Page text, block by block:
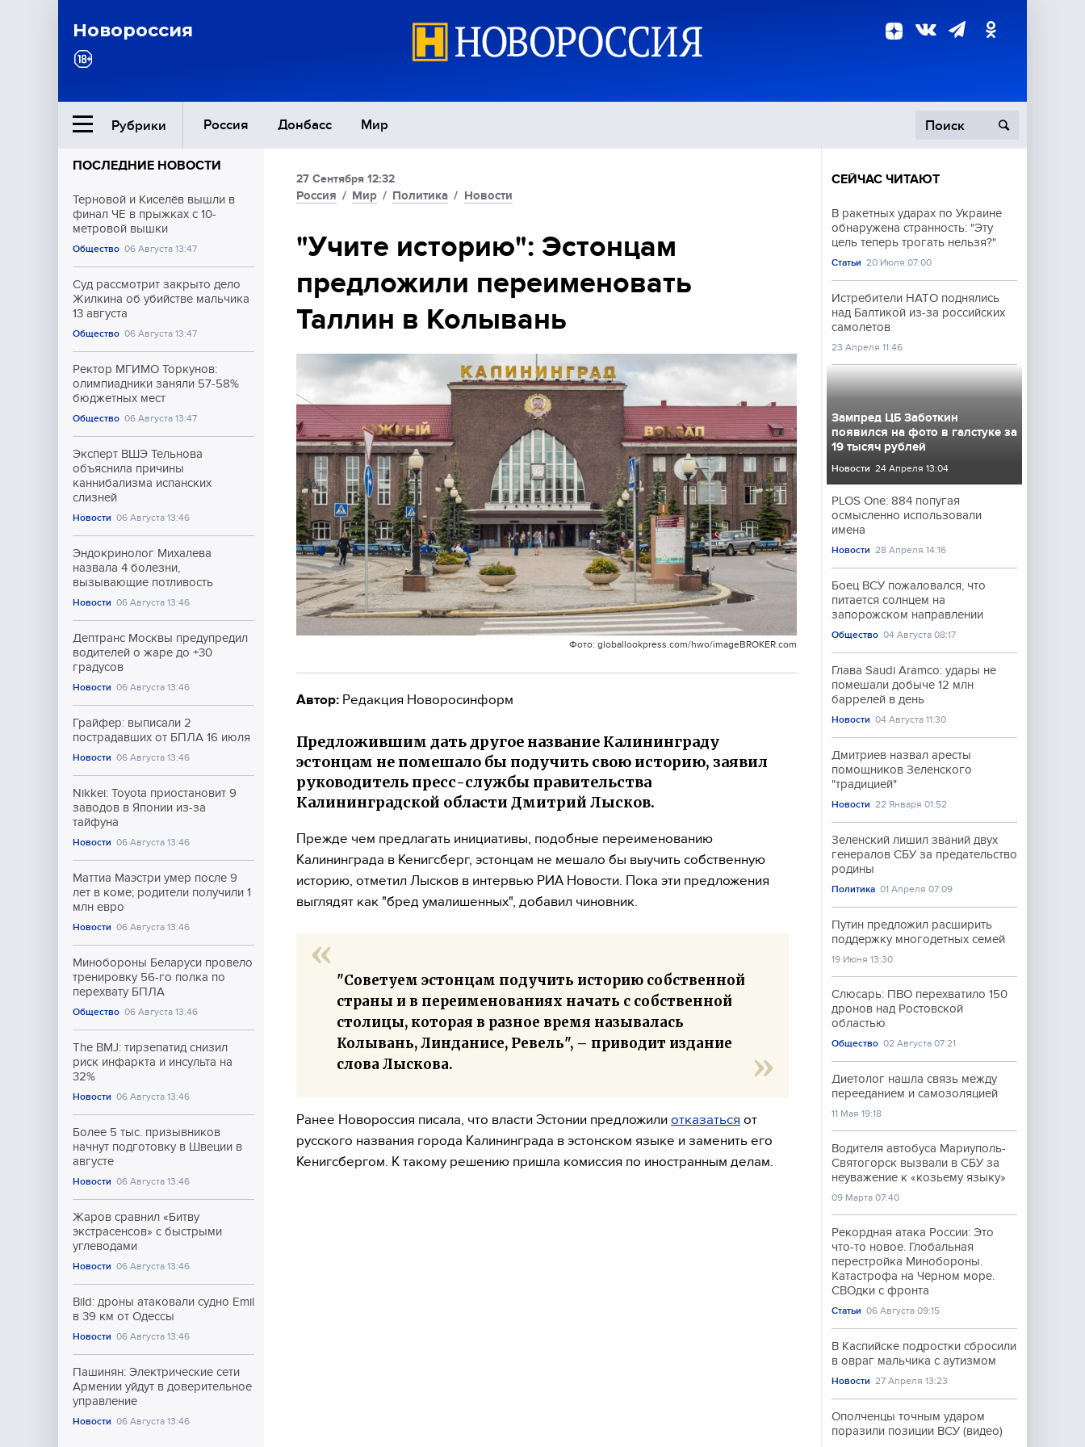
Новороссия
Рубрики Россия Донбасс Мир
Ближний Восток Политика
Общество
Экономика
Происшествия
Культура
Спорт
ПОСЛЕДНИЕ НОВОСТИ
Терновой и Киселёв вышли в
финал ЧЕ в прыжках с 10-
метровой вышки
Общество 06 Августа 13:47
Суд рассмотрит закрыто дело
Жилкина об убийстве мальчика
13 августа
Общество 06 Августа 13:47
Ректор МГИМО Торкунов:
олимпиадники заняли 57-58%
бюджетных мест
Общество 06 Августа 13:47
Эксперт ВШЭ Тельнова
объяснила причины
каннибализма испанских
слизней
Новости 06 Августа 13:46
Эндокринолог Михалева
назвала 4 болезни,
вызывающие потливость
Новости 06 Августа 13:46
Дептранс Москвы предупредил
водителей о жаре до +30
градусов
Новости 06 Августа 13:46
Грайфер: выписали 2
пострадавших от БПЛА 16 июля
Новости 06 Августа 13:46
Nikkei: Toyota приостановит 9
заводов в Японии из-за
тайфуна
Новости 06 Августа 13:46
Маттиа Маэстри умер после 9
лет в коме; родители получили 1
млн евро
Новости 06 Августа 13:46
Минобороны Беларуси провело
тренировку 56-го полка по
перехвату БПЛА
Общество 06 Августа 13:46
The BMJ: тирзепатид снизил
риск инфаркта и инсульта на
32%
Новости 06 Августа 13:46
Более 5 тыс. призывников
начнут подготовку в Швеции в
августе
Новости 06 Августа 13:46
Жаров сравнил «Битву
экстрасенсов» с быстрыми
углеводами
Новости 06 Августа 13:46
Bild: дроны атаковали судно Emil
в 39 км от Одессы
Новости 06 Августа 13:46
Пашинян: Электрические сети
Армении уйдут в доверительное
управление
Новости 06 Августа 13:46
27 Сентября 12:32
Россия / Мир / Политика / Новости
"Учите историю": Эстонцам
предложили переименовать
Таллин в Колывань
Фото: globallookpress.com/hwo/imageBROKER.com
Автор: Редакция Новоросинформ
Предложившим дать другое название Калининграду
эстонцам не помешало бы подучить свою историю, заявил
руководитель пресс-службы правительства
Калининградской области Дмитрий Лысков.
Прежде чем предлагать инициативы, подобные переименованию
Калининграда в Кенигсберг, эстонцам не мешало бы выучить собственную
историю, отметил Лысков в интервью РИА Новости. Пока эти предложения
выглядят как "бред умалишенных", добавил чиновник.
"Советуем эстонцам подучить историю собственной
страны и в переименованиях начать с собственной
столицы, которая в разное время называлась
Колывань, Линданисе, Ревель", – приводит издание
слова Лыскова.
Ранее Новороссия писала, что власти Эстонии предложили отказаться от
русского названия города Калининграда в эстонском языке и заменить его
Кенигсбергом. К такому решению пришла комиссия по иностранным делам.
СЕЙЧАС ЧИТАЮТ
В ракетных ударах по Украине
обнаружена странность: "Эту
цель теперь трогать нельзя?"
Статьи 20 Июля 07:00
Истребители НАТО поднялись
над Балтикой из-за российских
самолетов
23 Апреля 11:46
Зампред ЦБ Заботкин
появился на фото в галстуке за
19 тысяч рублей
Новости 24 Апреля 13:04
PLOS One: 884 попугая
осмысленно использовали
имена
Новости 28 Апреля 14:16
Боец ВСУ пожаловался, что
питается солнцем на
запорожском направлении
Общество 04 Августа 08:17
Глава Saudi Aramco: удары не
помешали добыче 12 млн
баррелей в день
Новости 04 Августа 11:30
Дмитриев назвал аресты
помощников Зеленского
"традицией"
Новости 22 Января 01:52
Зеленский лишил званий двух
генералов СБУ за предательство
родины
Политика 01 Апреля 07:09
Путин предложил расширить
поддержку многодетных семей
19 Июня 13:30
Слюсарь: ПВО перехватило 150
дронов над Ростовской
областью
Общество 02 Августа 07:21
Диетолог нашла связь между
перееданием и самозоляцией
11 Мая 19:18
Водителя автобуса Мариуполь-
Святогорск вызвали в СБУ за
неуважение к «козьему языку»
09 Марта 07:40
Рекордная атака России: Это
что-то новое. Глобальная
перестройка Минобороны.
Катастрофа на Чёрном море.
СВОдки с фронта
Статьи 06 Августа 09:15
В Каспийске подростки сбросили
в овраг мальчика с аутизмом
Новости 27 Апреля 13:23
Ополченцы точным ударом
поразили позиции ВСУ (видео)